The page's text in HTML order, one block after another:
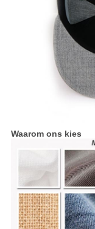
Waarom ons kies